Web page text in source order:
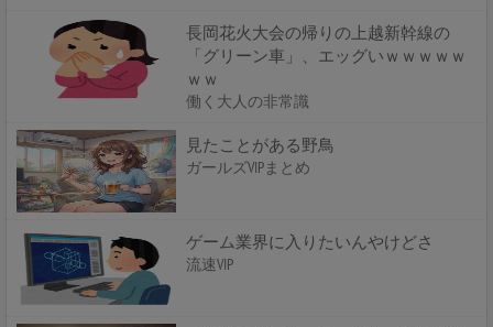
長岡花火大会の帰りの上越新幹線の
「グリーン車」、エッグいｗｗｗｗｗ
ｗｗ
働く大人の非常識
見たことがある野鳥
ガールズVIPまとめ
ゲーム業界に入りたいんやけどさ
流速VIP